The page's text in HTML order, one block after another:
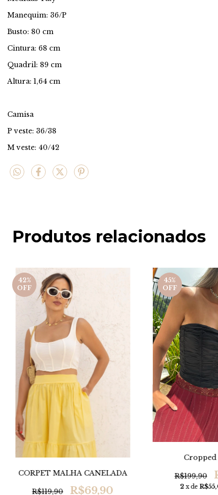
Manequim: 36/P
Busto: 80 cm
Cintura: 68 cm
Quadril: 89 cm
Altura: 1,64 cm
Camisa
P veste: 36/38
M veste: 40/42
Produtos relacionados
42%
OFF
CORPET MALHA CANELADA
R$119,90 R$69,90
45%
OFF
R$199,90
2 x de